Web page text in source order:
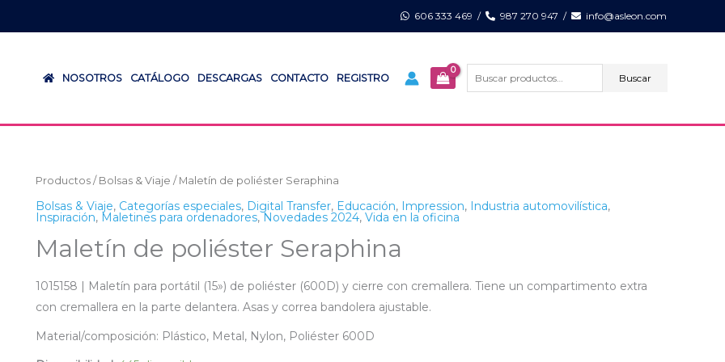
606 333 469 / 987 270 947 / info@asleon.com
NOSOTROS CATÁLOGO DESCARGAS CONTACTO REGISTRO
por:
Buscar
Productos / Bolsas & Viaje / Maletín de poliéster Seraphina
Bolsas & Viaje, Categorías especiales, Digital Transfer, Educación, Impression, Industria automovilística,
Inspiración, Maletines para ordenadores,Novedades 2024, Vida en la oficina
Maletín de poliéster Seraphina
1015158 | Maletín para portátil (15») de poliéster (600D) y cierre con cremallera. Tiene un compartimento extra
con cremallera en la parte delantera. Asas y correa bandolera ajustable.
Material/composición: Plástico, Metal, Nylon, Poliéster 600D